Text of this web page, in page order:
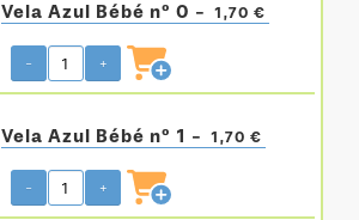
Vela Azul Bébé nº 0 - 1,70 €
- +
Vela Azul Bébé nº 1 - 1,70 €
- +